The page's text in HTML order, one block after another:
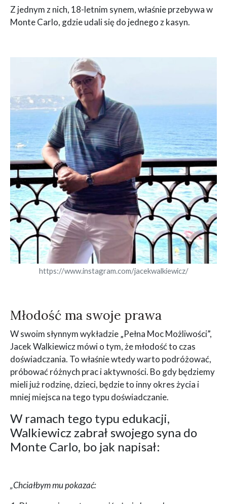
Z jednym z nich, 18-letnim synem, właśnie przebywa w
Monte Carlo, gdzie udali się do jednego z kasyn.
https://www.instagram.com/jacekwalkiewicz/
Młodość ma swoje prawa
W swoim słynnym wykładzie „Pełna Moc Możliwości”,
Jacek Walkiewicz mówi o tym, że młodość to czas
doświadczania. To właśnie wtedy warto podróżować,
próbować różnych prac i aktywności. Bo gdy będziemy
mieli już rodzinę, dzieci, będzie to inny okres życia i
mniej miejsca na tego typu doświadczanie.
W ramach tego typu edukacji,
Walkiewicz zabrał swojego syna do
Monte Carlo, bo jak napisał:
„Chciałbym mu pokazać: